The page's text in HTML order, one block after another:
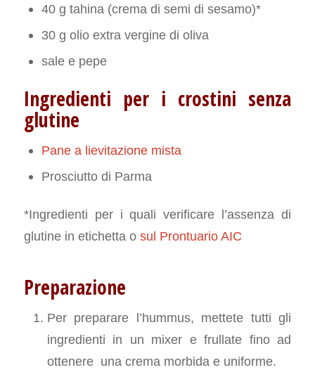
40 g tahina (crema di semi di sesamo)*
30 g olio extra vergine di oliva
sale e pepe
Ingredienti per i crostini senza
glutine
Pane a lievitazione mista
Prosciutto di Parma
*Ingredienti per i quali verificare l’assenza di
glutine in etichetta o sul Prontuario AIC
Preparazione
Per preparare l’hummus, mettete tutti gli
ingredienti in un mixer e frullate fino ad
ottenere una crema morbida e uniforme.